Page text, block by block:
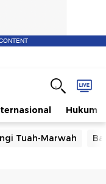
Hukum
Tuah-Marwah